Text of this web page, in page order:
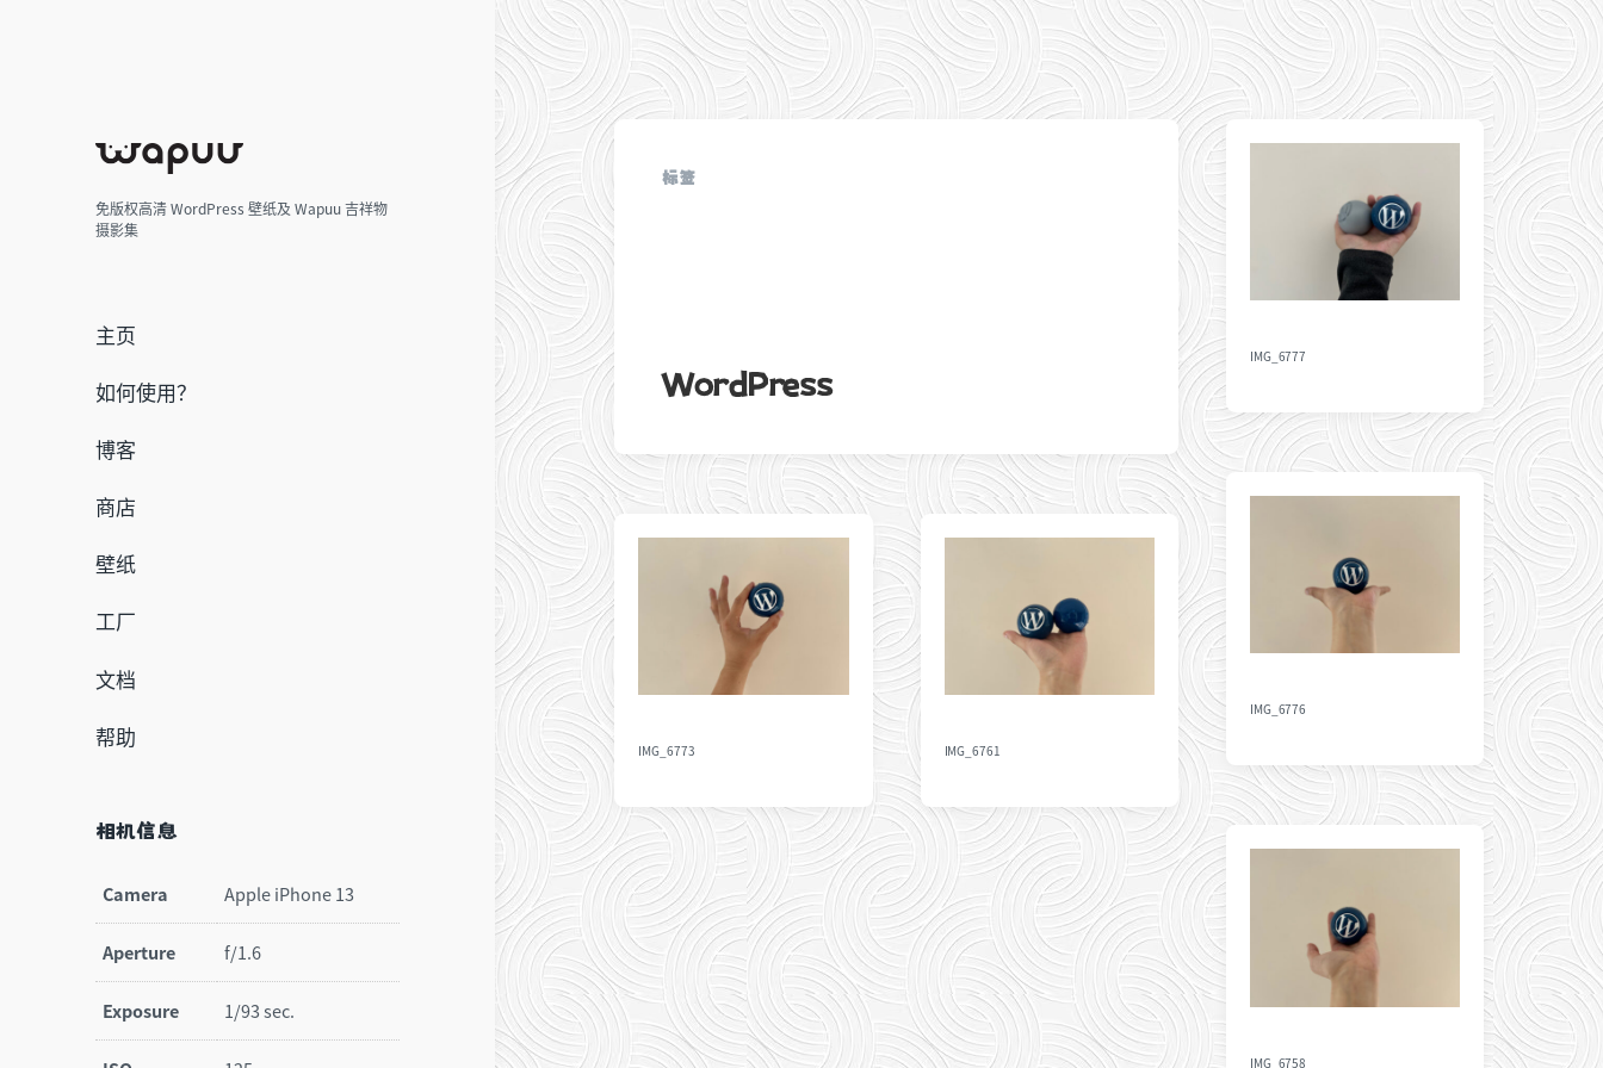
免版权高清 WordPress 壁纸及 Wapuu 吉祥物
摄影集
主页
如何使用？
博客
商店
壁纸
工厂
文档
帮助
相机信息
Camera Apple iPhone 13
Aperture f/1.6
Exposure 1/93 sec.
标签
WordPress
IMG_6777
IMG_6776
IMG_6773 IMG_6761
IMG_6758